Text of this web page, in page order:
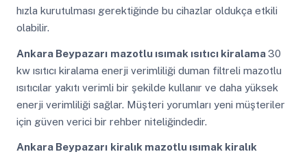
hızla kurutulması gerektiğinde bu cihazlar oldukça etkili
olabilir.
Ankara Beypazarı mazotlu ısımak ısıtıcı kiralama30
kw ısıtıcı kiralama enerji verimliliği duman filtreli mazotlu
ısıtıcılar yakıtı verimli bir şekilde kullanır ve daha yüksek
enerji verimliliği sağlar. Müşteri yorumları yeni müşteriler
için güven verici bir rehber niteliğindedir.
Ankara Beypazarı kiralık mazotlu ısımak kiralık